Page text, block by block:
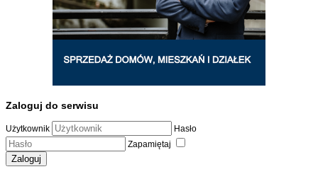
Zaloguj do serwisu
Użytkownik
Hasło
Zapamiętaj
Zaloguj